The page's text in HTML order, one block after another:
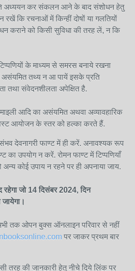
अध्ययन कर संकलन आने के बाद संशोधन हेतु
कि रचनाओं में किन्हीं दोषों या गलतियों
कराने को किसी सुविधा की तरह लें, न कि
के माध्यम से समरस बनाये रखना
असंयमित तथ्य न आ पायें इसके प्रति
तथा संवेदनशीलता अपेक्षित है.
आदि का असंयमित अथवा अव्यावहारिक
आयोजन के स्तर को हल्का करते हैं.
देवनागरी फाण्ट में ही करें. अनावश्यक रूप
का उपयोग न करें. रोमन फाण्ट में टिप्पणियाँ
अन्य कोई उपाय न रहने पर ही अपनाया जाय.
जो 14 दिसंबर2024, दिन
जायेगा।
तक ओपन बुक्स ऑनलाइन परिवार से नहीं
पर जाकर प्रथम बार
तरह की जानकारी हेतु नीचे दिये लिंक पर